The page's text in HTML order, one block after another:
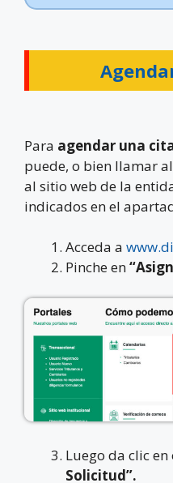
Para agendar una
puede, o bien llamar
al sitio web de la
indicados en el
Acceda a
Pinche en
Luego da clic
Solicitud”.